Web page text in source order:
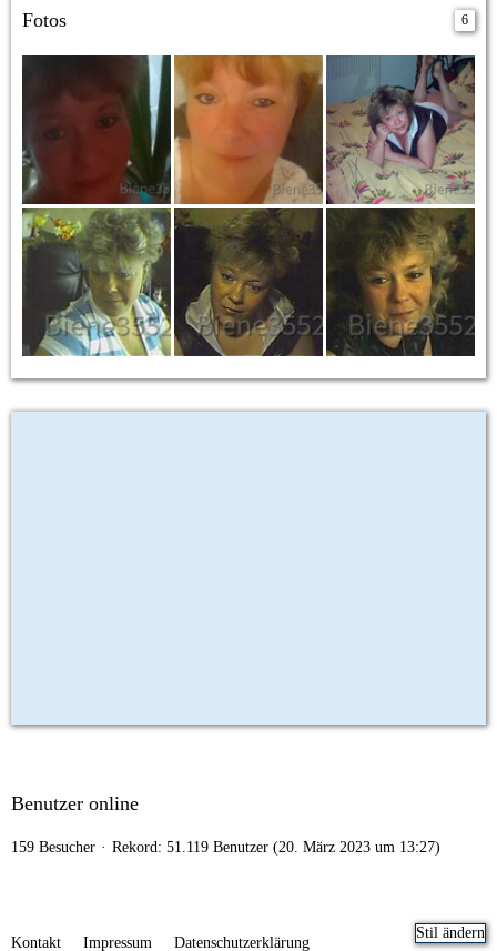
Fotos 6
Benutzer online
159 Besucher Rekord: 51.119 Benutzer (20. März 2023 um 13:27)
Stil ändern
Kontakt Impressum Datenschutzerklärung